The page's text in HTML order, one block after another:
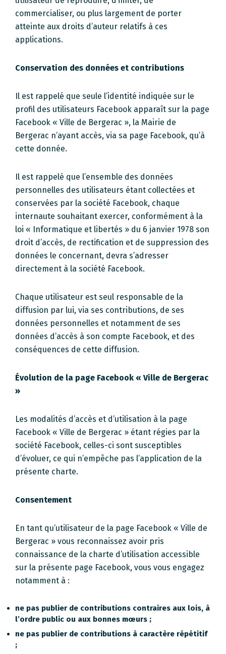
commercialiser, ou plus largement de porter
atteinte aux droits d’auteur relatifs à ces
applications.
Conservation des données et contributions
Il est rappelé que seule l’identité indiquée sur le
profil des utilisateurs Facebook apparaît sur la page
Facebook « Ville de Bergerac », la Mairie de
Bergerac n’ayant accès, via sa page Facebook, qu’à
cette donnée.
Il est rappelé que l’ensemble des données
personnelles des utilisateurs étant collectées et
conservées par la société Facebook, chaque
internaute souhaitant exercer, conformément à la
loi « Informatique et libertés » du 6 janvier 1978 son
droit d’accès, de rectification et de suppression des
données le concernant, devra s’adresser
directement à la société Facebook.
Chaque utilisateur est seul responsable de la
diffusion par lui, via ses contributions, de ses
données personnelles et notamment de ses
données d’accès à son compte Facebook, et des
conséquences de cette diffusion.
Évolution de la page Facebook « Ville de Bergerac
»
Les modalités d’accès et d’utilisation à la page
Facebook « Ville de Bergerac » étant régies par la
société Facebook, celles-ci sont susceptibles
d’évoluer, ce qui n’empêche pas l’application de la
présente charte.
Consentement
En tant qu’utilisateur de la page Facebook « Ville de
Bergerac » vous reconnaissez avoir pris
connaissance de la charte d’utilisation accessible
sur la présente page Facebook, vous vous engagez
notamment à :
ne pas publier de contributions contraires aux lois, à
l’ordre public ou aux bonnes mœurs ;
ne pas publier de contributions à caractère répétitif
;